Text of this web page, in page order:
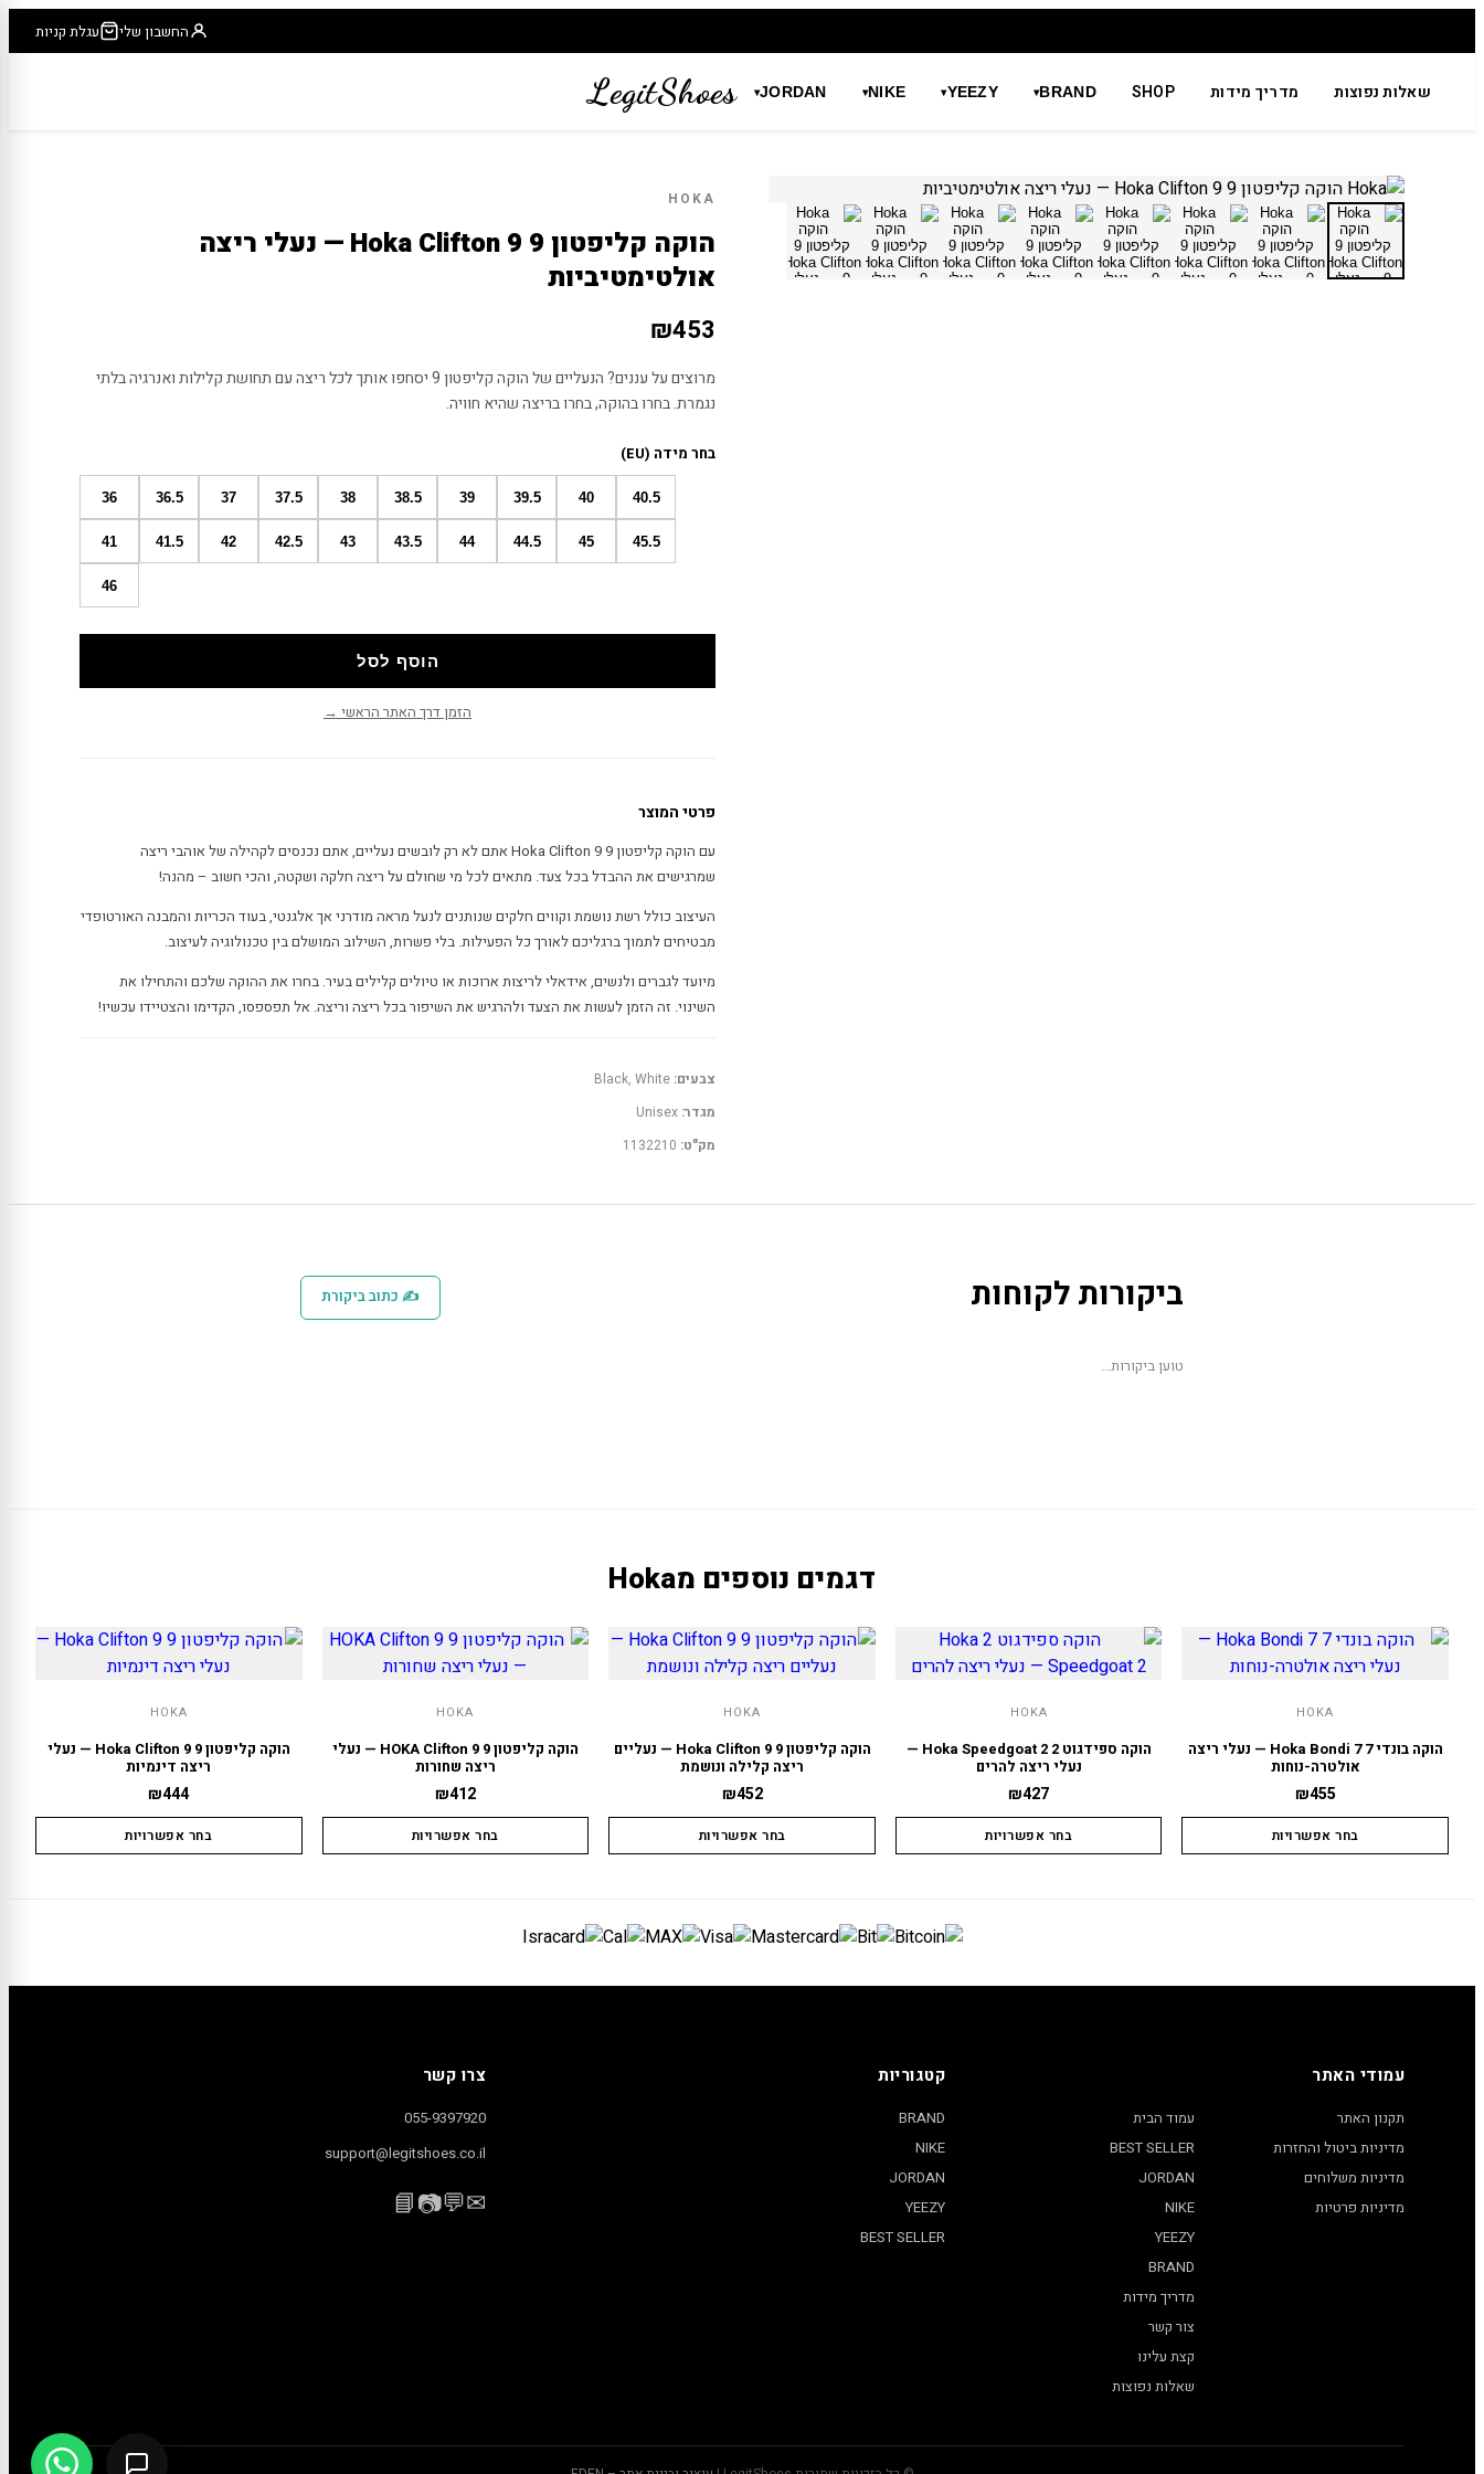
החשבון שלי עגלת קניות
JORDAN
▾ NIKE
▾ YEEZY
▾ BRAND
▾ SHOP מדריך מידות שאלות נפוצות LegitShoes
HOKA
הוקה קליפטון 9 Hoka Clifton 9 — נעלי ריצה
אולטימטיביות
₪453
מרוצים על עננים? הנעליים של הוקה קליפטון 9 יסחפו אותך לכל ריצה עם תחושת קלילות ואנרגיה בלתי
נגמרת. בחרו בהוקה, בחרו בריצה שהיא חוויה.
בחר מידה (EU)
36 36.5 37 37.5 38 38.5 39 39.5 40 40.5
41 41.5 42 42.5 43 43.5 44 44.5 45 45.5
46
הוסף לסל
הזמן דרך האתר הראשי →
פרטי המוצר
עם הוקה קליפטון 9 Hoka Clifton 9 אתם לא רק לובשים נעליים, אתם נכנסים לקהילה של אוהבי ריצה
שמרגישים את ההבדל בכל צעד. מתאים לכל מי שחולם על ריצה חלקה ושקטה, והכי חשוב – מהנה!
העיצוב כולל רשת נושמת וקווים חלקים שנותנים לנעל מראה מודרני אך אלגנטי, בעוד הכריות והמבנה האורטופדי
מבטיחים לתמוך ברגליכם לאורך כל הפעילות. בלי פשרות, השילוב המושלם בין טכנולוגיה לעיצוב.
מיועד לגברים ולנשים, אידאלי לריצות ארוכות או טיולים קלילים בעיר. בחרו את ההוקה שלכם והתחילו את
השינוי. זה הזמן לעשות את הצעד ולהרגיש את השיפור בכל ריצה וריצה. אל תפספסו, הקדימו והצטיידו עכשיו!
צבעים: Black, White
מגדר: Unisex
מק"ט: 1132210
ביקורות לקוחות ✍ כתוב ביקורת
טוען ביקורות...
דגמים נוספים מHoka
HOKA
הוקה בונדי 7 Hoka Bondi 7 — נעלי ריצה
אולטרה-נוחות
₪455
בחר אפשרויות
HOKA
הוקה ספידגוט 2 Hoka Speedgoat 2 —
נעלי ריצה להרים
₪427
בחר אפשרויות
HOKA
הוקה קליפטון 9 Hoka Clifton 9 — נעליים
ריצה קלילה ונושמת
₪452
בחר אפשרויות
HOKA
הוקה קליפטון 9 HOKA Clifton 9 — נעלי
ריצה שחורות
₪412
בחר אפשרויות
HOKA
הוקה קליפטון 9 Hoka Clifton 9 — נעלי
ריצה דינמיות
₪444
בחר אפשרויות
עמודי האתר
תקנון האתר
מדיניות ביטול והחזרות
מדיניות משלוחים
מדיניות פרטיות
עמוד הבית
BEST SELLER
JORDAN
NIKE
YEEZY
BRAND
מדריך מידות
צור קשר
קצת עלינו
שאלות נפוצות
קטגוריות
BRAND
NIKE
JORDAN
YEEZY
BEST SELLER
צרו קשר
055-9397920
support@legitshoes.co.il
✉
💬
📷
📘